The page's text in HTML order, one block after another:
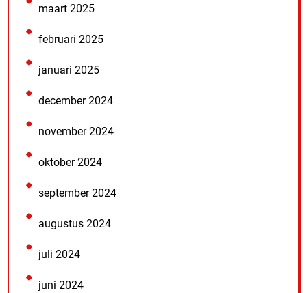
maart 2025
februari 2025
januari 2025
december 2024
november 2024
oktober 2024
september 2024
augustus 2024
juli 2024
juni 2024